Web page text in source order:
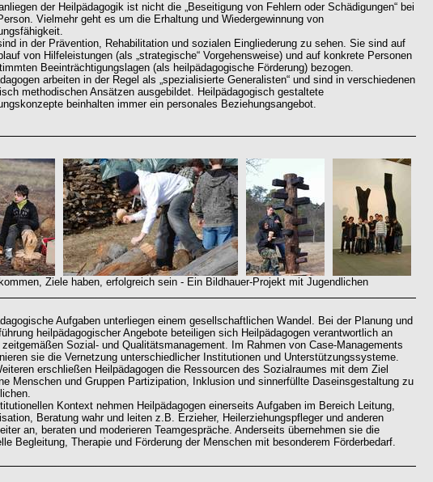
der Heilpädagogik ist nicht die „Beseitigung von Fehlern oder Schädigungen“ bei
Vielmehr geht es um die Erhaltung und Wiedergewinnung von
in der Prävention, Rehabilitation und sozialen Eingliederung zu sehen. Sie sind auf
von Hilfeleistungen (als „strategische“ Vorgehensweise) und auf konkrete Personen
Beeinträchtigungslagen (als heilpädagogische Förderung) bezogen.
arbeiten in der Regel als „spezialisierte Generalisten“ und sind in verschiedenen
methodischen Ansätzen ausgebildet. Heilpädagogisch gestaltete
beinhalten immer ein personales Beziehungsangebot.
Ziele haben, erfolgreich sein - Ein Bildhauer-Projekt mit Jugendlichen
Aufgaben unterliegen einem gesellschaftlichen Wandel. Bei der Planung und
heilpädagogischer Angebote beteiligen sich Heilpädagogen verantwortlich an
zeitgemäßen Sozial- und Qualitätsmanagement. Im Rahmen von Case-Managements
sie die Vernetzung unterschiedlicher Institutionen und Unterstützungssysteme.
erschließen Heilpädagogen die Ressourcen des Sozialraumes mit dem Ziel
Menschen und Gruppen Partizipation, Inklusion und sinnerfüllte Daseinsgestaltung zu
Kontext nehmen Heilpädagogen einerseits Aufgaben im Bereich Leitung,
Beratung wahr und leiten z.B. Erzieher, Heilerziehungspfleger und anderen
an, beraten und moderieren Teamgespräche. Anderseits übernehmen sie die
Begleitung, Therapie und Förderung der Menschen mit besonderem Förderbedarf.